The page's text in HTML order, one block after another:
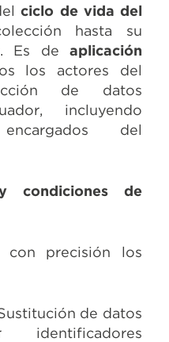
ciclo de vida del
hasta su
Es de aplicación
los actores del
de datos
incluyendo
del
condiciones de
con precisión los
de datos
identificadores